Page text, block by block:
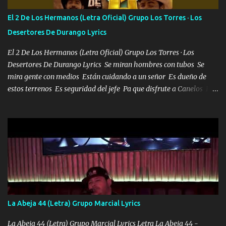
tirante andamos mi carnal atento a cualquier necesidad no porque
se ve limpio el camino nos confiamos al andar y nunca con la
misma piedra me vuelvo a tropezar Cuando ando de enamorado
en corto me tiró a per...
El 2 De Los Hermanos (Letra Oficial) Grupo Los Torres · Los
Desertores De Durango Lyrics
El 2 De Los Hermanos (Letra Oficial) Grupo Los Torres · Los
Desertores De Durango Lyrics Se miran hombres con tubos Se
mira gente con medios Están cuidando a un señor Es dueño de
estos terrenos Es seguridad del jefe Pa que disfrute a Canelos Es
ni tampoco las mujeres porque es platica de grandes por eso hay
que estar alegres doy las instrucciones para atender los deberes
Música Si es que salta algún problema de confianza tengo gente
ahí está el Hombre Cuarenta y también Pariente 7 arreglan
cualquier problema no más es cuestión que ordené NOS HACE
FALTA UN HERMANO DE CLAVE ERA EL 24 SIEMPRE FUE UN
HOMBRE VALIENTE POR ALGO M'URIÓ PELEAND0 SIEMPRE
VIO POR LA FAMILIA PARA QUE SIGA EL LEGADO Es el DOS de
La Abeja 44 (Letra) Grupo Marcial Lyrics
La Abeja 44 (Letra) Grupo Marcial Lyrics Letra La Abeja 44 -